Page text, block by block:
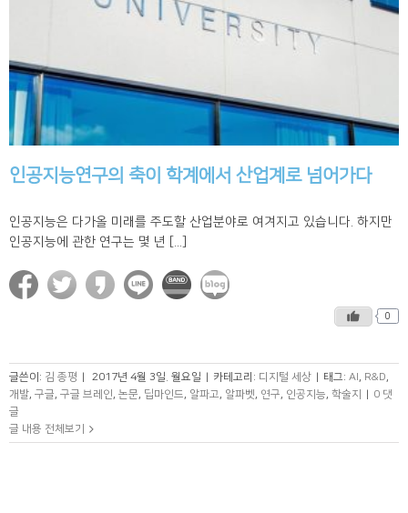
인공지능연구의 축이 학계에서 산업계로 넘어가다
인공지능은 다가올 미래를 주도할 산업분야로 여겨지고 있습니다. 하지만
인공지능에 관한 연구는 몇 년 [...]
0
글쓴이: 김 종평 | 2017년 4월 3일. 월요일 | 카테고리: 디지털 세상 | 태그: AI R&D
개발 구글 구글 브레인 논문 딥마인드 알파고 알파벳 연구 인공지능 학술지 | 0 댓
글
글 내용 전체보기